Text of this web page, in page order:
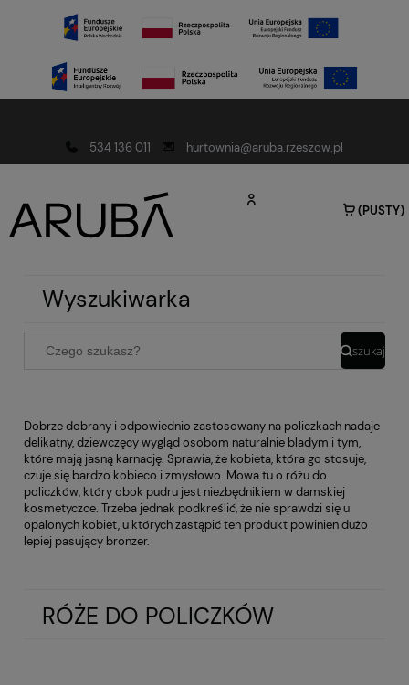
534 136 011
hurtownia@aruba.rzeszow.pl
(PUSTY)
Wyszukiwarka
szukaj
Dobrze dobrany i odpowiednio zastosowany na policzkach nadaje
delikatny, dziewczęcy wygląd osobom naturalnie bladym i tym,
które mają jasną karnację. Sprawia, że kobieta, która go stosuje,
czuje się bardzo kobieco i zmysłowo. Mowa tu o różu do
policzków, który obok pudru jest niezbędnikiem w damskiej
kosmetyczce. Trzeba jednak podkreślić, że nie sprawdzi się u
opalonych kobiet, u których zastąpić ten produkt powinien dużo
lepiej pasujący bronzer.
RÓŻE DO POLICZKÓW